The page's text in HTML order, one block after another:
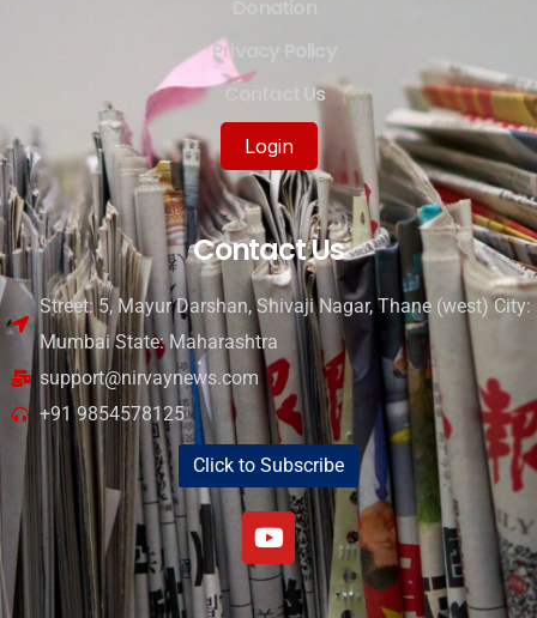
Privacy Policy
Contact Us
Login
Contact Us
Street: 5, Mayur Darshan, Shivaji Nagar, Thane (west) City:
Mumbai State: Maharashtra
support@nirvaynews.com
+91 9854578125
Click to Subscribe